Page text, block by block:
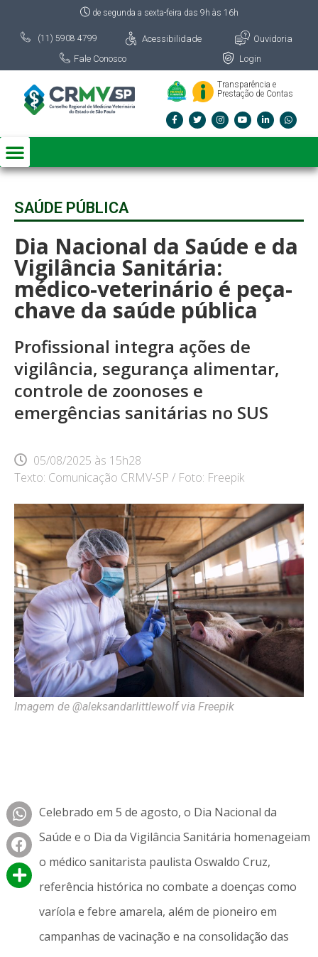
de segunda a sexta-feira das 9h às 16h
(11) 5908 4799 Acessibilidade
Ouvidoria
Fale Conosco
Login
Transparência e
Prestação de Contas
SAÚDE PÚBLICA
Dia Nacional da Saúde e da
Vigilância Sanitária:
médico-veterinário é peça-
chave da saúde pública
Profissional integra ações de
vigilância, segurança alimentar,
controle de zoonoses e
emergências sanitárias no SUS
05/08/2025 às 15h28
Texto: Comunicação CRMV-SP / Foto: Freepik
Imagem de @aleksandarlittlewolf via Freepik
Celebrado em 5 de agosto, o Dia Nacional da
Saúde e o Dia da Vigilância Sanitária homenageiam
o médico sanitarista paulista Oswaldo Cruz,
referência histórica no combate a doenças como
varíola e febre amarela, além de pioneiro em
campanhas de vacinação e na consolidação das